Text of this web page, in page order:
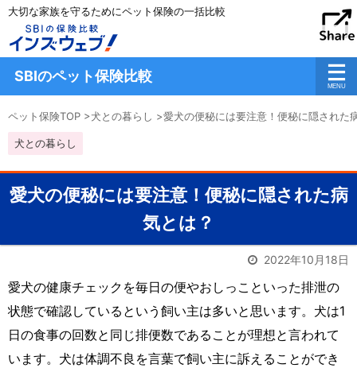
大切な家族を守るためにペット保険の一括比較
SBIのペット保険比較
ペット保険TOP >犬との暮らし >愛犬の便秘には要注意！便秘に隠された
犬との暮らし
愛犬の便秘には要注意！便秘に隠された病
気とは？
2022年10月18日
愛犬の健康チェックを毎日の便やおしっこといった排泄の
状態で確認しているという飼い主は多いと思います。犬は1
日の食事の回数と同じ排便数であることが理想と言われて
います。犬は体調不良を言葉で飼い主に訴えることができ